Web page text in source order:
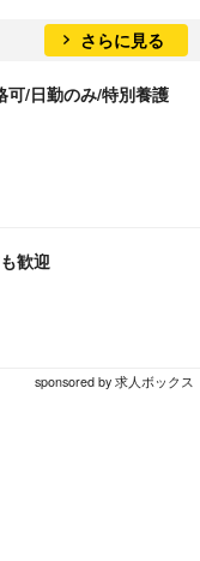
さらに見る
可/日勤のみ/特別養護
歓迎
sponsored by 求人ボックス